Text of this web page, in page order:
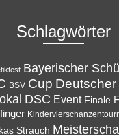
Schlagwörter
Bayerischer
BSV Cup
DSC Event Finale
Strauch